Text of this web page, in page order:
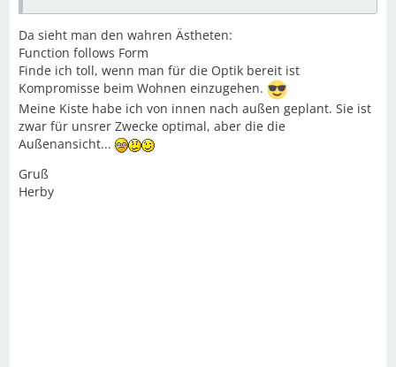
Da sieht man den wahren Ästheten:
Function follows Form
Finde ich toll, wenn man für die Optik bereit ist
Kompromisse beim Wohnen einzugehen.
Meine Kiste habe ich von innen nach außen geplant. Sie ist
zwar für unsrer Zwecke optimal, aber die die
Außenansicht...
Gruß
Herby